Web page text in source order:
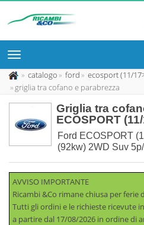
catalogo ford
ecosport (11/
griglia tra cofano e parabrezza
Griglia tra
ECOSPORT
Ford ECOSPORT
(92kw) 2WD Suv
AVVISO IMPORTANTE
Ricambi &Co rimane chiusa per ferie
Tutti gli ordini e le richieste ricevute
a partire dal 17/08/2026 in ordine di